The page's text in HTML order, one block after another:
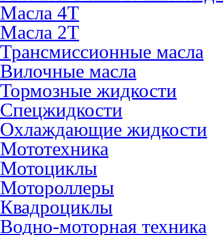
Масла 4Т
Масла 2Т
Трансмиссионные масла
Вилочные масла
Тормозные жидкости
Спецжидкости
Охлаждающие жидкости
Мототехника
Мотоциклы
Мотороллеры
Квадроциклы
Водно-моторная техника